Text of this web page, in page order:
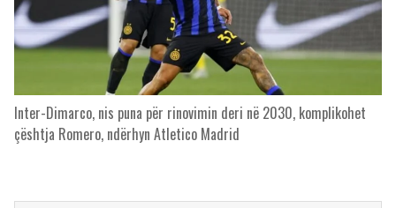
Inter-Dimarco, nis puna për rinovimin deri në 2030, komplikohet
çështja Romero, ndërhyn Atletico Madrid